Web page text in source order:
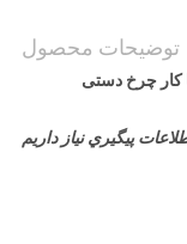
توضیحات محصول
پيگيري نياز داريم